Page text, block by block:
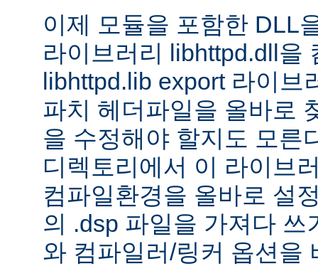
이제 모듈을 포함한 DLL
라이브러리 libhttpd.dll을
libhttpd.lib export 라이브
파치 헤더파일을 올바로
을 수정해야 할지도 모른
디렉토리에서 이 라이브
컴파일환경을 올바로 설
의 .dsp 파일을 가져다 쓰
와 컴파일러/링커 옵션을